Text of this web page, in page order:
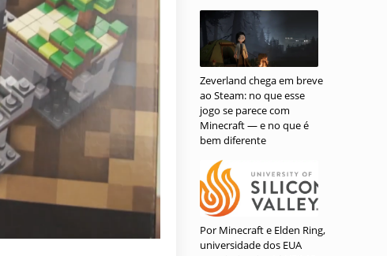
Zeverland chega em breve
ao Steam: no que esse
jogo se parece com
Minecraft — e no que é
bem diferente
Por Minecraft e Elden Ring,
universidade dos EUA